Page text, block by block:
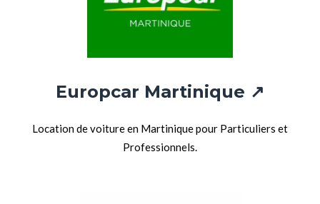
Europcar Martinique ↗
Location de voiture en Martinique pour Particuliers et
Professionnels.